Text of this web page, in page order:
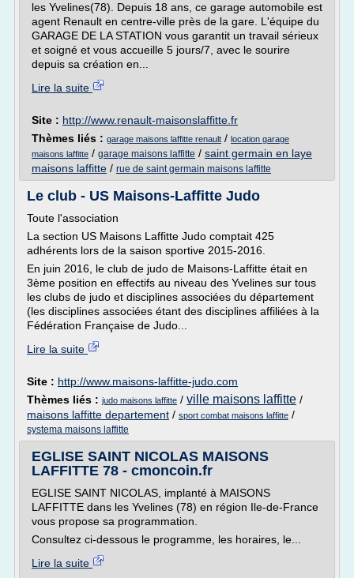
les Yvelines(78). Depuis 18 ans, ce garage automobile est
agent Renault en centre-ville près de la gare. L'équipe du
GARAGE DE LA STATION vous garantit un travail sérieux
et soigné et vous accueille 5 jours/7, avec le sourire
depuis sa création en...
Lire la suite
Site : http://www.renault-maisonslaffitte.fr
Thèmes liés : garage maisons laffitte renault / location garage
maisons laffitte / garage maisons laffitte / saint germain en laye
maisons laffitte / rue de saint germain maisons laffitte
Le club - US Maisons-Laffitte Judo
Toute l'association
La section US Maisons Laffitte Judo comptait 425
adhérents lors de la saison sportive 2015-2016.
En juin 2016, le club de judo de Maisons-Laffitte était en
3ème position en effectifs au niveau des Yvelines sur tous
les clubs de judo et disciplines associées du département
(les disciplines associées étant des disciplines affiliées à la
Fédération Française de Judo...
Lire la suite
Site : http://www.maisons-laffitte-judo.com
Thèmes liés : judo maisons laffitte / ville maisons laffitte /
maisons laffitte departement / sport combat maisons laffitte /
systema maisons laffitte
EGLISE SAINT NICOLAS MAISONS
LAFFITTE 78 - cmoncoin.fr
EGLISE SAINT NICOLAS, implanté à MAISONS
LAFFITTE dans les Yvelines (78) en région Ile-de-France
vous propose sa programmation.
Consultez ci-dessous le programme, les horaires, le...
Lire la suite